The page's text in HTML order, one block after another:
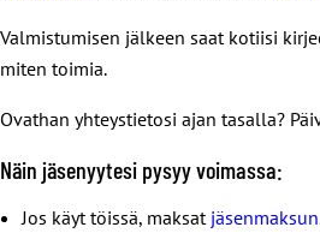
Valmistumisen jälkeen saat kotiisi
miten toimia.
Ovathan yhteystietosi ajan tasalla?
Näin jäsenyytesi pysyy voimassa:
Jos käyt töissä, maksat jäsenmaksun